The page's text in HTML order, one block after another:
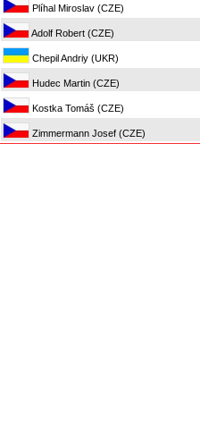
Plíhal Miroslav (CZE)
Adolf Robert (CZE)
Chepil Andriy (UKR)
Hudec Martin (CZE)
Kostka Tomáš (CZE)
Zimmermann Josef (CZE)